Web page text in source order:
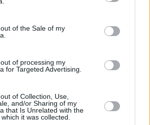
to Google and its third-party tags to
specified purposes in below Google
of the Sale of my
of processing my
for Targeted Advertising.
of Collection, Use,
and/or Sharing of my
that Is Unrelated with the
it was collected.
από τα 45..
να δώσει καμία αυξησουλα στους
παπάδες και εννοώ όχι των
των μεγάλων πόλεων. Ποιος είπε